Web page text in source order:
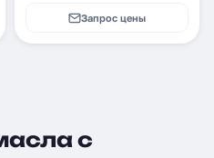
Запрос цены
с